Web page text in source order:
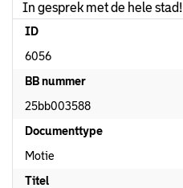
In gesprek met de hele stad!
ID
6056
BB nummer
25bb003588
Documenttype
Motie
Titel